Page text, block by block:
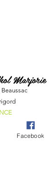
€.
Marjorie
Facebook